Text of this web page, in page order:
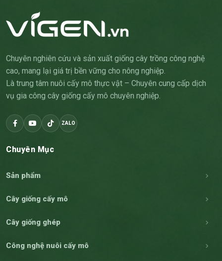
Chuyên nghiên cứu và sản xuất giống cây trồng công nghệ
cao, mang lại giá trị bền vững cho nông nghiệp.
Là trung tâm nuôi cấy mô thực vật – Chuyên cung cấp dịch
vụ gia công cây giống cấy mô chuyên nghiệp.
ZALO
Chuyên Mục
Sản phẩm
Cây giống cấy mô
Cây giống ghép
Công nghệ nuôi cấy mô